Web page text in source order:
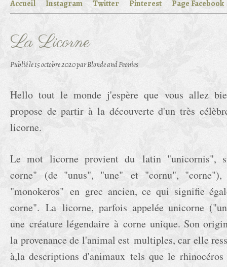
Accueil Instagram Twitter Pinterest Page Facebook
La Licorne
Publié le15 octobre 2020par Blonde and Peonies
Hello tout le monde j'espère que vous allez
propose de partir à la découverte d'un très
licorne.
Le mot licorne provient du latin "unicornis",
corne" (de "unus", "une" et "cornu",
"monokeros" en grec ancien, ce qui signifie
corne". La licorne, parfois appelée unicorne
une créature légendaire à corne unique. Son
la provenance de l'animal est multiples, car elle
à,la descriptions d'animaux tels que le